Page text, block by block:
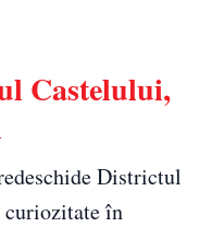
Castelului,
Districtul
curiozitate în